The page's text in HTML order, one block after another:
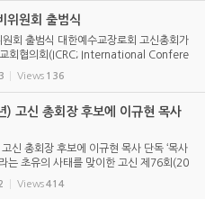
위원회 출범식
원회 출범식 대한예수교장로회 고신총회가
회협의회(ICRC; International Confere
Churches) 총회를 앞두고 본격적인 준비
년 7월 20일 서울 남서울교회에서 ‘ICRC
Views 136
) 고신 총회장 후보에 이규현 목사
신 총회장 후보에 이규현 목사 단독 ‘목사
는 초유의 사태를 맞이한 고신 제76회(20
에 이규현 목사(인천노회) 단독으로 입후보
마산노회의 추천을 받아 입후보했던 강영
Views414